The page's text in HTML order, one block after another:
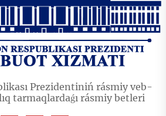
Prezidentiniń rásmiy veb-
tarmaqlardaǵı rásmiy betleri